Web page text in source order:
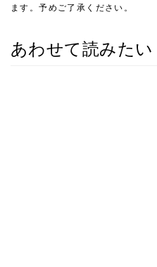
ます。予めご了承ください。
あわせて読みたい